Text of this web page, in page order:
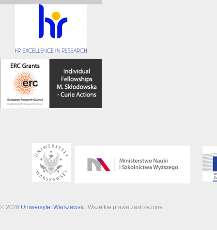
© 2026 Uniwersytet Warszawski . Wszelkie prawa zastrzeżone.